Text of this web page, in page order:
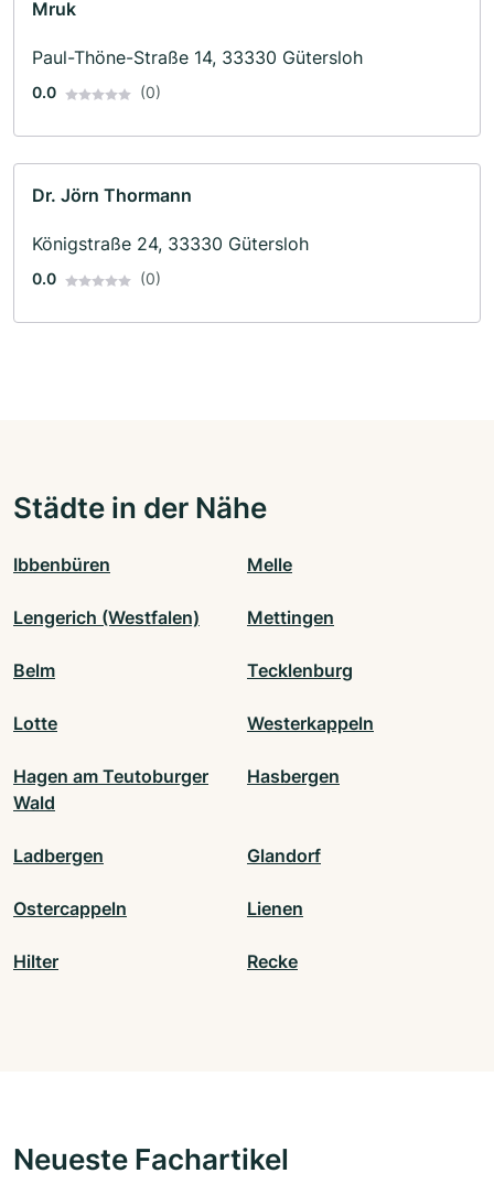
Mruk
Paul-Thöne-Straße 14, 33330 Gütersloh
0.0 (0)
Dr. Jörn Thormann
Königstraße 24, 33330 Gütersloh
0.0 (0)
Städte in der Nähe
Ibbenbüren Melle
Lengerich (Westfalen) Mettingen
Belm Tecklenburg
Lotte Westerkappeln
Hagen am Teutoburger
Wald
Hasbergen
Ladbergen Glandorf
Ostercappeln Lienen
Hilter Recke
Neueste Fachartikel